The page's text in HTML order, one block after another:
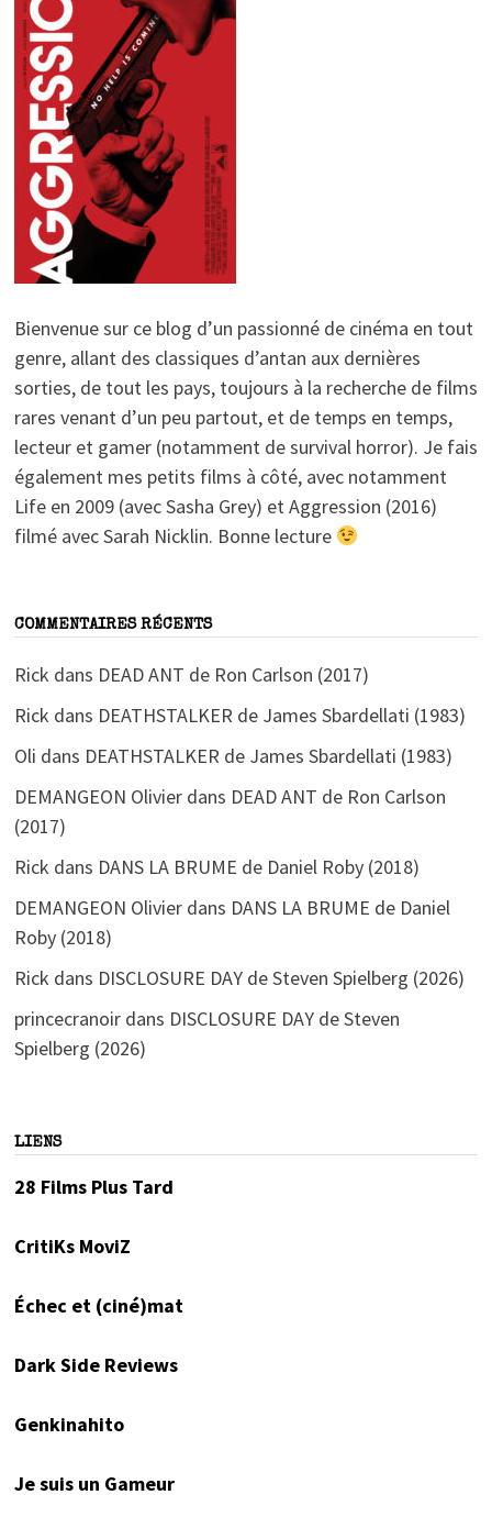
Bienvenue sur ce blog d’un passionné de cinéma en tout
genre, allant des classiques d’antan aux dernières
sorties, de tout les pays, toujours à la recherche de films
rares venant d’un peu partout, et de temps en temps,
lecteur et gamer (notamment de survival horror). Je fais
également mes petits films à côté, avec notamment
Life en 2009 (avec Sasha Grey) et Aggression (2016)
filmé avec Sarah Nicklin. Bonne lecture
COMMENTAIRES RÉCENTS
Rick dans DEAD ANT de Ron Carlson (2017)
Rick dans DEATHSTALKER de James Sbardellati (1983)
Oli dans DEATHSTALKER de James Sbardellati (1983)
DEMANGEON Olivierdans DEAD ANT de Ron Carlson
(2017)
Rick dans DANS LA BRUME de Daniel Roby (2018)
DEMANGEON Olivierdans DANS LA BRUME de Daniel
Roby (2018)
Rick dans DISCLOSURE DAY de Steven Spielberg (2026)
princecranoirdans DISCLOSURE DAY de Steven
Spielberg (2026)
LIENS
28 Films Plus Tard
CritiKs MoviZ
Échec et (ciné)mat
Dark Side Reviews
Genkinahito
Je suis un Gameur